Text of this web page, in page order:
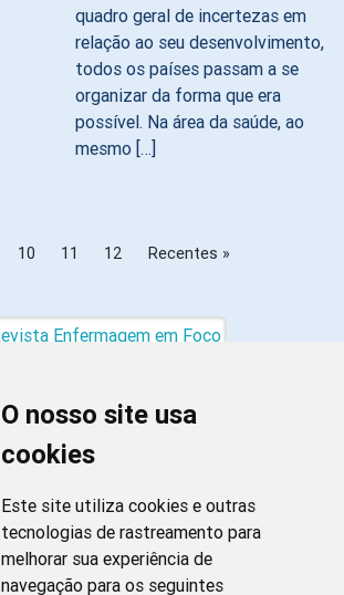
O nosso site usa
cookies
Este site utiliza cookies e outras
tecnologias de rastreamento para
melhorar sua experiência de
navegação para os seguintes
quadro geral de incertezas em
relação ao seu desenvolvimento,
todos os países passam a se
organizar da forma que era
possível. Na área da saúde, ao
mesmo […]
10 11 12 Recentes »